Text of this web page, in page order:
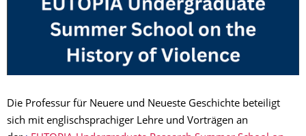
Die Professur für Neuere und Neueste Geschichte beteiligt
sich mit englischsprachiger Lehre und Vorträgen an